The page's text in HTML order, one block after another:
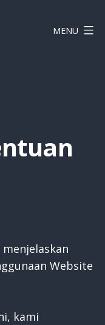
MENU
Website
kami